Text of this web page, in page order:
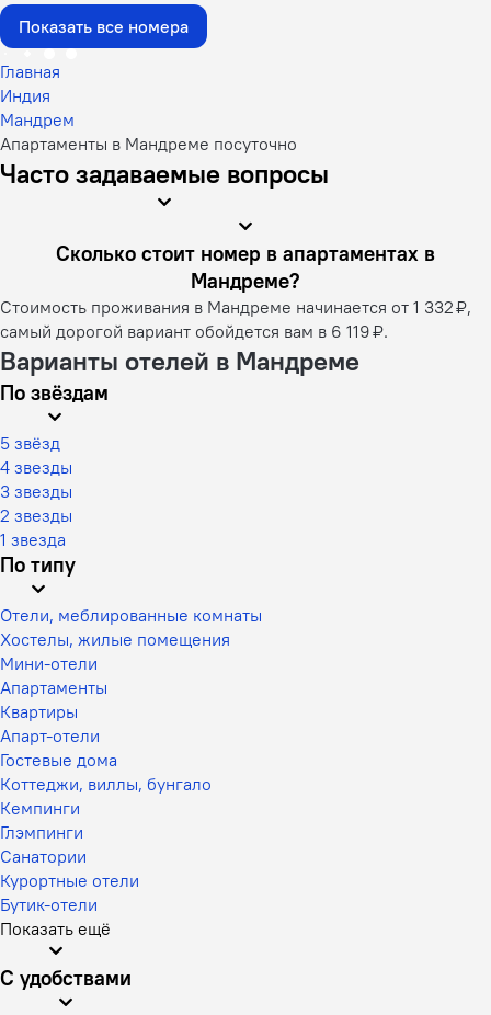
Показать все номера
Главная
Индия
Мандрем
Апартаменты в Мандреме посуточно
Часто задаваемые вопросы
Сколько стоит номер в апартаментах в
Мандреме?
Стоимость проживания в Мандреме начинается от 1 332 ₽,
самый дорогой вариант обойдется вам в 6 119 ₽.
Варианты отелей в Мандреме
По звёздам
5 звёзд
4 звезды
3 звезды
2 звезды
1 звезда
По типу
Отели, меблированные комнаты
Хостелы, жилые помещения
Мини-отели
Апартаменты
Квартиры
Апарт-отели
Гостевые дома
Коттеджи, виллы, бунгало
Кемпинги
Глэмпинги
Санатории
Курортные отели
Бутик-отели
Показать ещё
С удобствами